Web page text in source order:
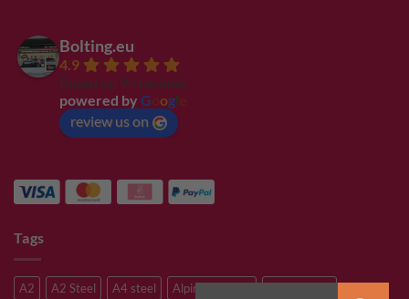
Bolting.eu
4.9
Based on 94 reviews
powered by G ogl
review us on
Tags
A2 A2 Steel A4 steel Alpine climbing